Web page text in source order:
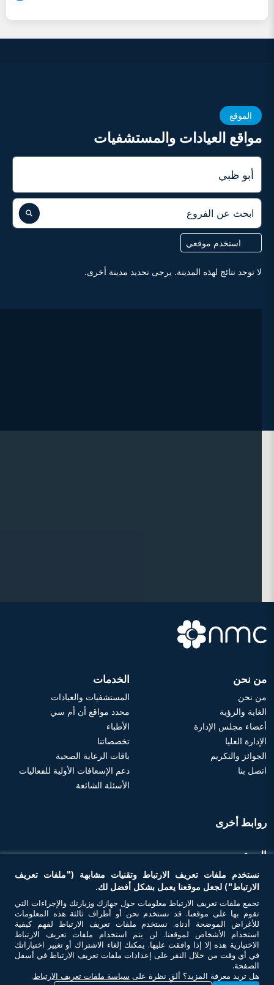
الموقع
مواقع العيادات والمستشفيات
المدينة
ابحث عن الفروع
استخدم موقعي
لا توجد نتائج لهذه المدينة. يرجى تحديد مدينة أخرى.
من نحن
من نحن
الغاية والرؤية
أعضاء مجلس الإدارة
الإدارة العليا
الجوائز والتكريم
اتصل بنا
الخدمات
المستشفيات والعيادات
محدد مواقع أن أم سي
الأطباء
تخصصاتنا
باقات الرعاية الصحية
دعم الإسعافات الأولية للفعاليات
الأسئلة الشائعة
روابط أخرى
الموعد
احجز موعد
تواصل معنا
نستخدم ملفات تعريف الارتباط وتقنيات مشابهة ("ملفات تعريف
الارتباط") لجعل موقعنا يعمل بشكل أفضل لك.
تجمع ملفات تعريف الارتباط معلومات حول جهازك وزيارتك والإجراءات التي
تقوم بها على موقعنا. قد نستخدم نحن أو أطراف ثالثة هذه المعلومات
للأغراض الموضحة أدناه. نستخدم ملفات تعريف الارتباط لفهم كيفية
استخدام الأشخاص لموقعنا. لن يتم استخدام ملفات تعريف الارتباط
الاختيارية هذه إلا إذا وافقت عليها. يمكنك إلغاء الاشتراك أو تغيير اختياراتك
في أي وقت من خلال النقر على إعدادات ملفات تعريف الارتباط في أسفل
الصفحة.
هل تريد معرفة المزيد؟ ألقِ نظرة على سياسة ملفات تعريف الارتباط.